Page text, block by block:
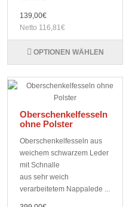
139,00€
Netto 116,81€
OPTIONEN WÄHLEN
Oberschenkelfesseln
ohne Polster
Oberschenkelfesseln aus
weichem schwarzem Leder
mit Schnalle
aus sehr weich
verarbeitetem Nappalede ...